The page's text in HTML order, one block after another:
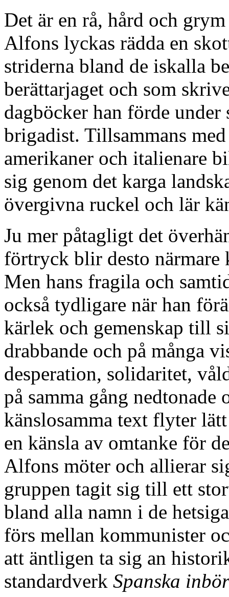
Det är en rå, hård och
Alfons lyckas rädda en
striderna bland de iskalla
berättarjaget och som
dagböcker han förde
brigadist. Tillsammans
amerikaner och italienare
sig genom det karga
övergivna ruckel och lär
Ju mer påtagligt det
förtryck blir desto närmare
Men hans fragila och
också tydligare när han
kärlek och gemenskap till
drabbande och på många
desperation, solidaritet,
på samma gång
känslosamma text flyter
en känsla av omtanke för
Alfons möter och allierar
gruppen tagit sig till ett
bland alla namn i de
förs mellan kommunister
att äntligen ta sig an
standardverk Spanska